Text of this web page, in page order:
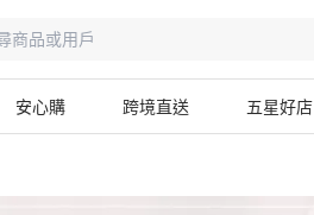
安心購 跨境直送 五星好店